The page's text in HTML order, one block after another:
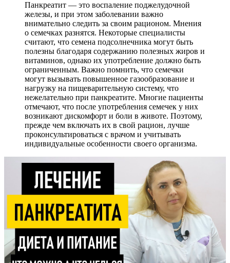
Панкреатит — это воспаление поджелудочной
железы, и при этом заболевании важно
внимательно следить за своим рационом. Мнения
о семечках разнятся. Некоторые специалисты
считают, что семена подсолнечника могут быть
полезны благодаря содержанию полезных жиров и
витаминов, однако их употребление должно быть
ограниченным. Важно помнить, что семечки
могут вызывать повышенное газообразование и
нагрузку на пищеварительную систему, что
нежелательно при панкреатите. Многие пациенты
отмечают, что после употребления семечек у них
возникают дискомфорт и боли в животе. Поэтому,
прежде чем включать их в свой рацион, лучше
проконсультироваться с врачом и учитывать
индивидуальные особенности своего организма.